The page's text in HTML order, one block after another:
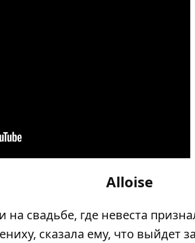
Alloise
свадьбе, где невеста
сказала ему, что выйдет